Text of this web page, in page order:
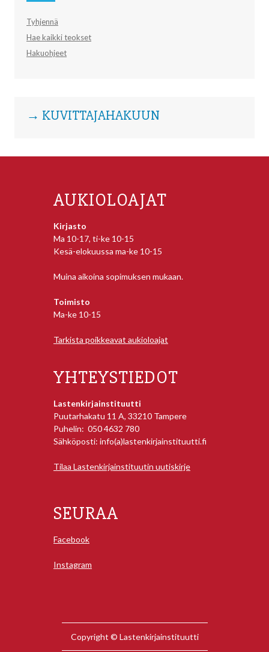
Tyhjennä
Hae kaikki teokset
Hakuohjeet
→ KUVITTAJAHAKUUN
AUKIOLOAJAT
Kirjasto
Ma 10-17, ti-ke 10-15
Kesä-elokuussa ma-ke 10-15
Muina aikoina sopimuksen mukaan.
Toimisto
Ma-ke 10-15
Tarkista poikkeavat aukioloajat
YHTEYSTIEDOT
Lastenkirjainstituutti
Puutarhakatu 11 A, 33210 Tampere
Puhelin: 050 4632 780
Sähköposti: info(a)lastenkirjainstituutti.fi
Tilaa Lastenkirjainstituutin uutiskirje
SEURAA
Facebook
Instagram
Copyright © Lastenkirjainstituutti